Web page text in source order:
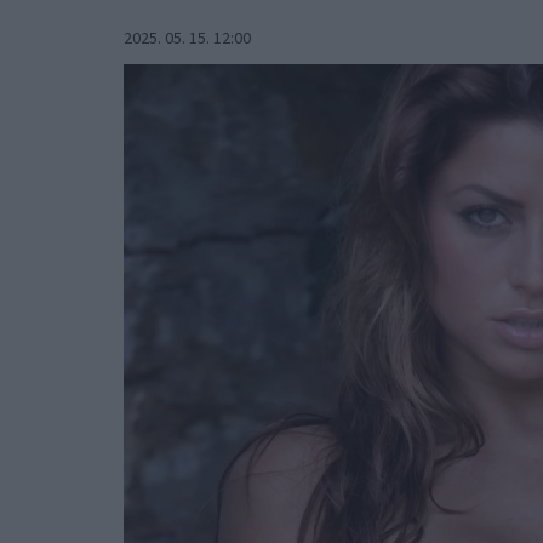
2025. 05. 15. 12:00